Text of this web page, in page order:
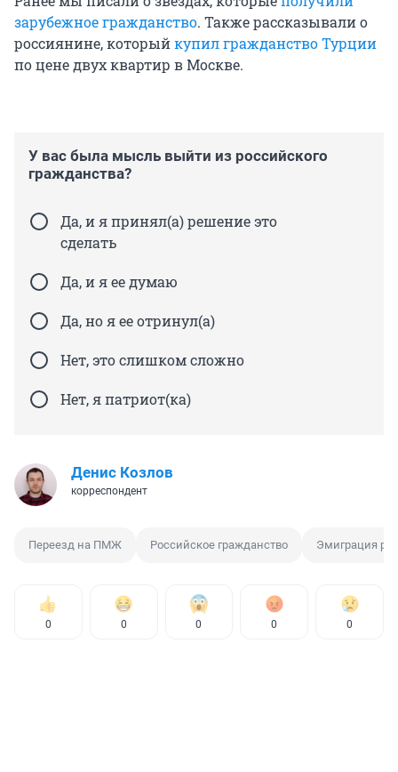
зарубежное гражданство. Также рассказывали о
россиянине, которыйкупил гражданство Турции
по цене двух квартир в Москве.
У вас была мысль выйти из российского
гражданства?
Да, и я принял(а) решение это
сделать
Да, и я ее думаю
Да, но я ее отринул(а)
Нет, это слишком сложно
Нет, я патриот(ка)
Денис Козлов
корреспондент
Переезд на ПМЖ Российское гражданство Эмиграция
0 0 0 0 0